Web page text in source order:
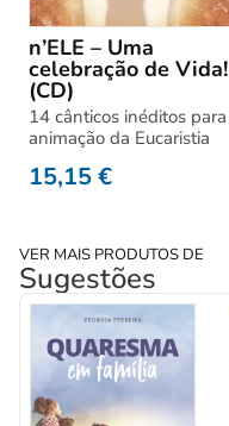
n’ELE – Uma
celebração de Vida!
(CD)
14 cânticos inéditos para
animação da Eucaristia
15,15€
VER MAIS PRODUTOS DE
Sugestões